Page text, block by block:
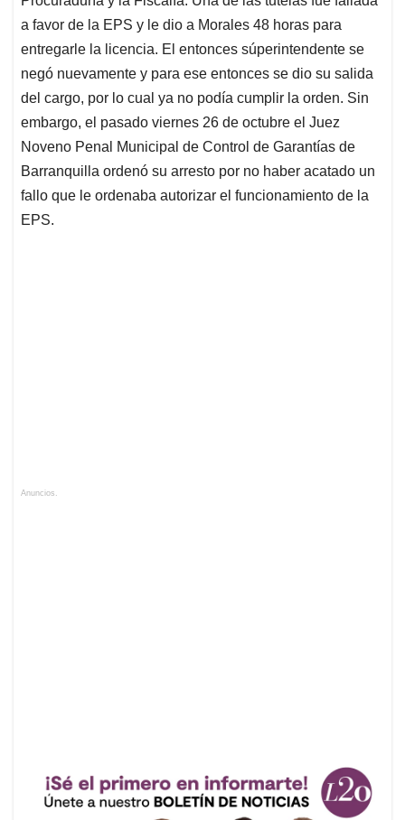
a favor de la EPS y le dio a Morales 48 horas para
entregarle la licencia. El entonces súperintendente se
negó nuevamente y para ese entonces se dio su salida
del cargo, por lo cual ya no podía cumplir la orden. Sin
embargo, el pasado viernes 26 de octubre el Juez
Noveno Penal Municipal de Control de Garantías de
Barranquilla ordenó su arresto por no haber acatado un
fallo que le ordenaba autorizar el funcionamiento de la
EPS.
Anuncios.